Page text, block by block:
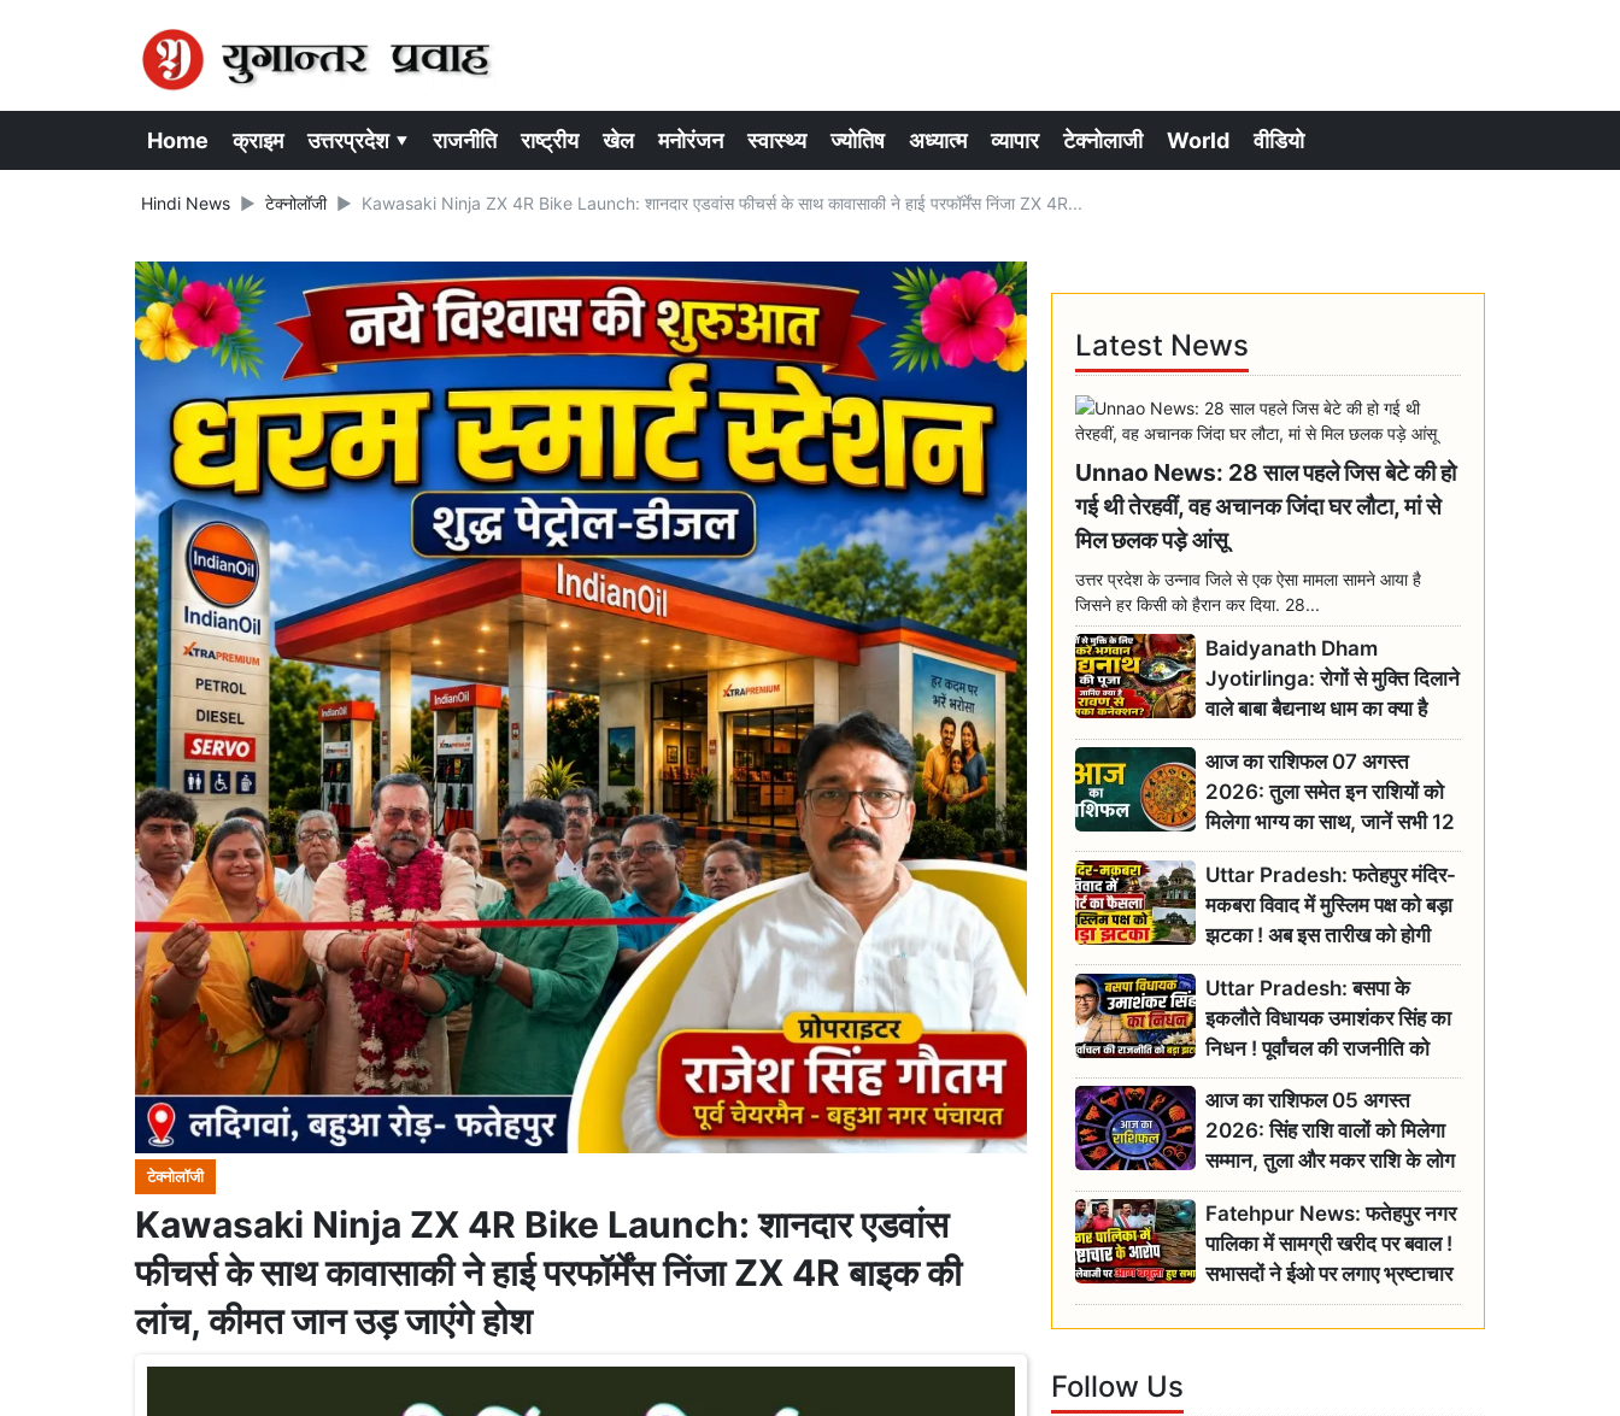
Home क्राइम उत्तरप्रदेश ▾ राजनीति राष्ट्रीय खेल मनोरंजन स्वास्थ्य ज्योतिष अध्यात्म व्यापार टेक्नोलाजी World वीडियो
Hindi News टेक्नोलॉजी Kawasaki Ninja ZX 4R Bike Launch: शानदार एडवांस फीचर्स के साथ कावासाकी ने हाई परफॉर्मेंस निंजा ZX 4R...
टेक्नोलॉजी
Kawasaki Ninja ZX 4R Bike Launch: शानदार एडवांस
फीचर्स के साथ कावासाकी ने हाई परफॉर्मेंस निंजा ZX 4R बाइक की
लांच, कीमत जान उड़ जाएंगे होश
Latest News
Unnao News: 28 साल पहले जिस बेटे की हो
गई थी तेरहवीं, वह अचानक जिंदा घर लौटा, मां से
मिल छलक पड़े आंसू
उत्तर प्रदेश के उन्नाव जिले से एक ऐसा मामला सामने आया है
जिसने हर किसी को हैरान कर दिया. 28...
Baidyanath Dham
Jyotirlinga: रोगों से मुक्ति दिलाने
वाले बाबा बैद्यनाथ धाम का क्या है
रावण से संबंध? जानिए ज्योतिर्लिंग की
महिमा
आज का राशिफल 07 अगस्त
2026: तुला समेत इन राशियों को
मिलेगा भाग्य का साथ, जानें सभी 12
राशियों का दैनिक भाग्यफल
Uttar Pradesh: फतेहपुर मंदिर-
मकबरा विवाद में मुस्लिम पक्ष को बड़ा
झटका ! अब इस तारीख को होगी
सुनवाई
Uttar Pradesh: बसपा के
इकलौते विधायक उमाशंकर सिंह का
निधन ! पूर्वांचल की राजनीति को
बड़ा झटका, योगी ने जताया दुःख
आज का राशिफल 05 अगस्त
2026: सिंह राशि वालों को मिलेगा
सम्मान, तुला और मकर राशि के लोग
रहें सतर्क
Fatehpur News: फतेहपुर नगर
पालिका में सामग्री खरीद पर बवाल !
सभासदों ने ईओ पर लगाए भ्रष्टाचार
के गंभीर आरोप
Follow Us